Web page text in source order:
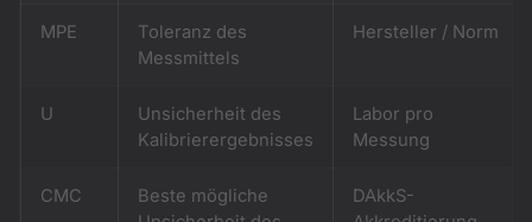
MPE
Toleranz des
Messmittels
Hersteller / Norm
U
Unsicherheit des
Kalibrierergebnisses
Labor pro
Messung
CMC
Beste mögliche
DAkkS-